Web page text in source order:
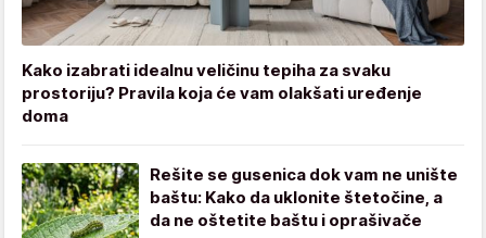
Kako izabrati idealnu veličinu tepiha za svaku
prostoriju? Pravila koja će vam olakšati uređenje
doma
Rešite se gusenica dok vam ne unište
baštu: Kako da uklonite štetočine, a
da ne oštetite baštu i oprašivače